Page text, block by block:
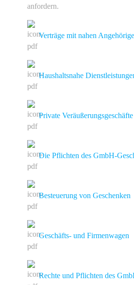
anfordern.
Verträge mit nahen
Haushaltsnahe
Private Veräußerungsgeschäfte
Die Pflichten des GmbH-
Besteuerung von Geschenken
Geschäfts- und Firmenwagen
Rechte und Pflichten des